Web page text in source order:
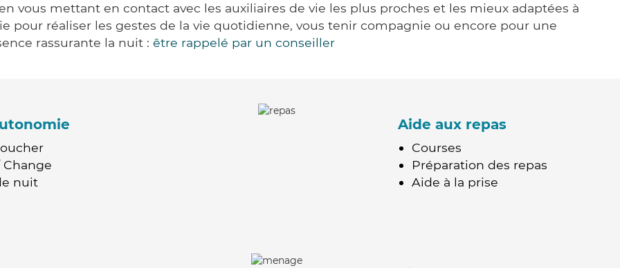
vous mettant en contact avec les auxiliaires de vie les plus proches et les mieux adaptées à
pour réaliser les gestes de la vie quotidienne, vous tenir compagnie ou encore pour une
rassurante la nuit : être rappelé par un conseiller
nuit
Aide aux repas
Courses
Préparation des repas
Aide à la prise